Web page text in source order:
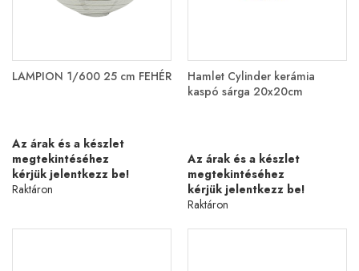
LAMPION 1/600 25 cm FEHÉR
Az árak és a készlet
megtekintéséhez
kérjük jelentkezz be!
Raktáron
Hamlet Cylinder kerámia
kaspó sárga 20x20cm
Az árak és a készlet
megtekintéséhez
kérjük jelentkezz be!
Raktáron